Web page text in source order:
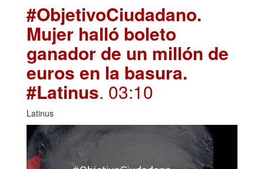
#ObjetivoCiudadano.
Mujer halló boleto
ganador de un millón de
euros en la basura.
#Latinus. 03:10
Latinus